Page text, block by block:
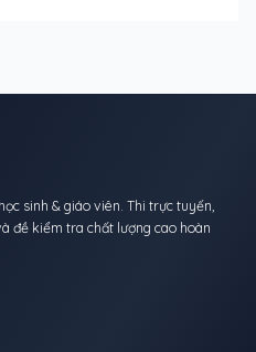
sinh & giáo viên. Thi trực tuyến,
đề kiểm tra chất lượng cao hoàn